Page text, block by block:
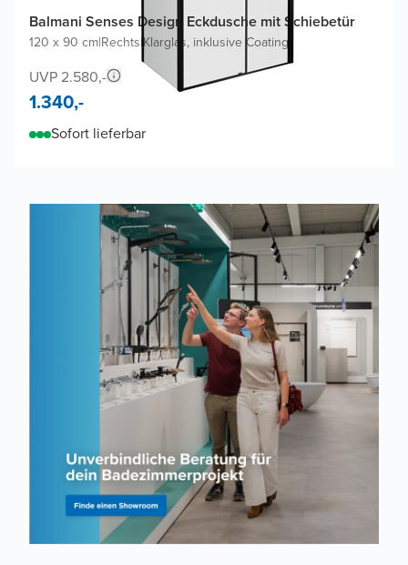
Balmani Senses Design Eckdusche mit Schiebetür
120 x 90 cm|Rechts|Klarglas, inklusive Coating
UVP 2.580,-
1.340,-
Sofort lieferbar